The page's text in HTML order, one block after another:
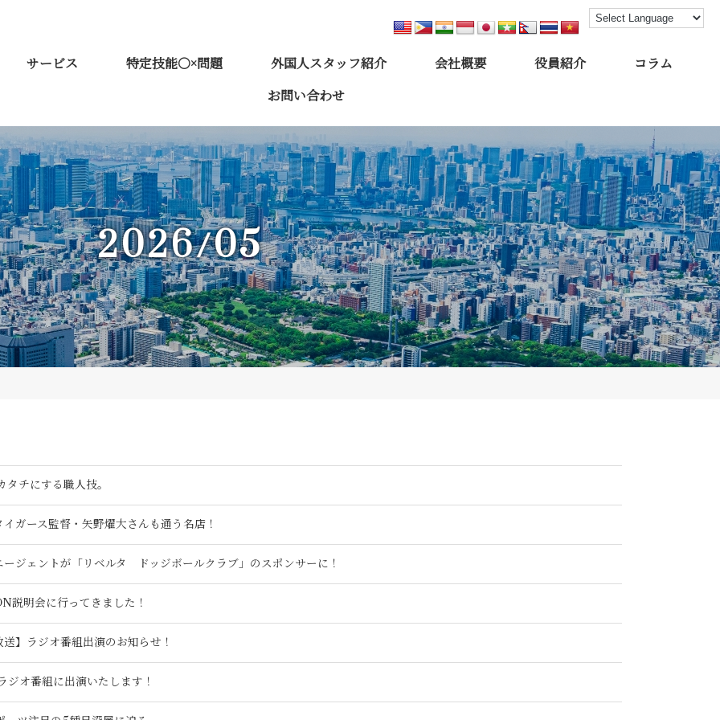
サービス 特定技能○×問題 外国人スタッフ紹介 会社概要 役員紹介
コラム
お問い合わせ
2026/05
タチにする職人技。
ガース監督・矢野燿大さんも通う名店！
ージェントが「リベルタ ドッジボールクラブ」のスポンサーに！
説明会に行ってきました！
】ラジオ番組出演のお知らせ！
ジオ番組に出演いたします！